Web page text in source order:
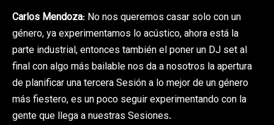
Carlos Mendoza: No nos queremos casar solo con un
género, ya experimentamos lo acústico, ahora está la
parte industrial, entonces también el poner un DJ set al
final con algo más bailable nos da a nosotros la apertura
de planificar una tercera Sesión a lo mejor de un género
más fiestero, es un poco seguir experimentando con la
gente que llega a nuestras Sesiones.